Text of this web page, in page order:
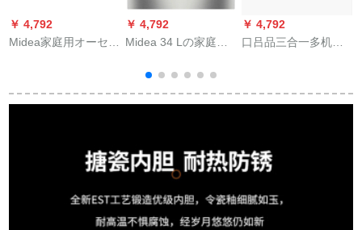
￥ 4,792
Midea家庭用オーセン
ーブン
￥ 4,792
Midea 34 Lの家庭用
焼一体机の大容量の
组み込み式电気蒸ら
のイオンのイオンの
シンです。
￥ 4,792
口吕品三合一多机能
机器コーヒ-机械オー